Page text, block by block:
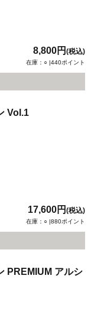
8,800円 (税込)
在庫：○ |440ポイント
Vol.1
17,600円 (税込)
在庫：○ |880ポイント
PREMIUM アルシ